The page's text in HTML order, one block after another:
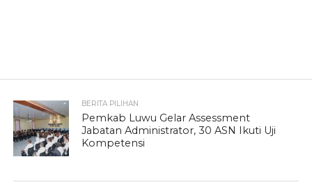
BERITA PILIHAN
Pemkab Luwu Gelar Assessment
Jabatan Administrator, 30 ASN Ikuti Uji
Kompetensi